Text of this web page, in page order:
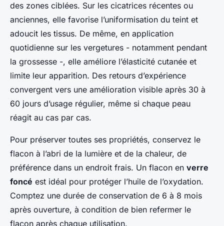
des zones ciblées. Sur les cicatrices récentes ou
anciennes, elle favorise l’uniformisation du teint et
adoucit les tissus. De même, en application
quotidienne sur les vergetures - notamment pendant
la grossesse -, elle améliore l’élasticité cutanée et
limite leur apparition. Des retours d’expérience
convergent vers une amélioration visible après 30 à
60 jours d’usage régulier, même si chaque peau
réagit au cas par cas.
Pour préserver toutes ses propriétés, conservez le
flacon à l’abri de la lumière et de la chaleur, de
préférence dans un endroit frais. Un flacon en verre
foncé est idéal pour protéger l’huile de l’oxydation.
Comptez une durée de conservation de 6 à 8 mois
après ouverture, à condition de bien refermer le
flacon après chaque utilisation.